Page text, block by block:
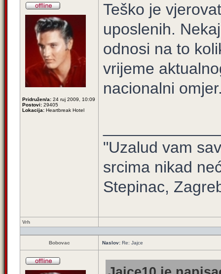
Pridružen/a: 24 ruj 2009, 10:09
Postovi: 29405
Lokacija: Heartbreak Hotel
Teško je
uposlenih.
odnosi na to
vrijeme
nacionalni
"Uzalud vam
srcima nikad
Stepinac,
Vrh
Bobovac Naslov: Re: Jajce